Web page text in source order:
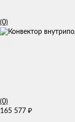
(0)
(0)
165 577 ₽